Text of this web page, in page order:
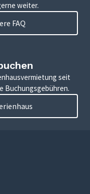
weiter.
FAQ
seit
Buchungsgebühren.